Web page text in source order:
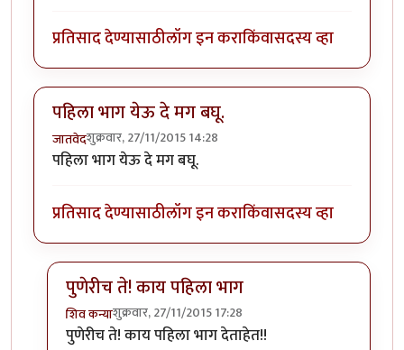
प्रतिसाद देण्यासाठीलॉग इन कराकिंवासदस्य व्हा
पहिला भाग येऊ दे मग बघू.
जातवेदशुक्रवार, 27/11/2015 14:28
पहिला भाग येऊ दे मग बघू.
प्रतिसाद देण्यासाठीलॉग इन कराकिंवासदस्य व्हा
पुणेरीच ते! काय पहिला भाग
शिव कन्याशुक्रवार, 27/11/2015 17:28
In reply toपहिला भाग येऊ दे मग बघू.
पुणेरीच ते! काय पहिला भाग देताहेत!!